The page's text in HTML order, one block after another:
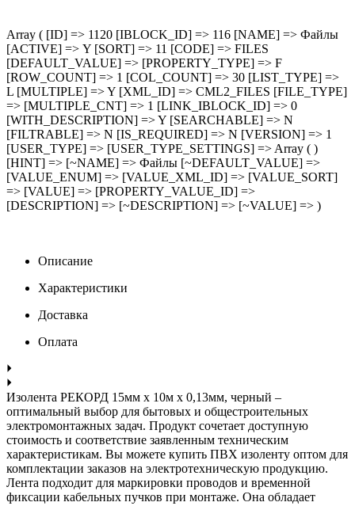
Array ( [ID] => 1120 [IBLOCK_ID] => 116 [NAME] => Файлы
[ACTIVE] => Y [SORT] => 11 [CODE] => FILES
[DEFAULT_VALUE] => [PROPERTY_TYPE] => F
[ROW_COUNT] => 1 [COL_COUNT] => 30 [LIST_TYPE] =>
L [MULTIPLE] => Y [XML_ID] => CML2_FILES [FILE_TYPE]
=> [MULTIPLE_CNT] => 1 [LINK_IBLOCK_ID] => 0
[WITH_DESCRIPTION] => Y [SEARCHABLE] => N
[FILTRABLE] => N [IS_REQUIRED] => N [VERSION] => 1
[USER_TYPE] => [USER_TYPE_SETTINGS] => Array ( )
[HINT] => [~NAME] => Файлы [~DEFAULT_VALUE] =>
[VALUE_ENUM] => [VALUE_XML_ID] => [VALUE_SORT]
=> [VALUE] => [PROPERTY_VALUE_ID] =>
[DESCRIPTION] => [~DESCRIPTION] => [~VALUE] => )
Описание
Характеристики
Доставка
Оплата
Изолента РЕКОРД 15мм х 10м х 0,13мм, черный –
оптимальный выбор для бытовых и общестроительных
электромонтажных задач. Продукт сочетает доступную
стоимость и соответствие заявленным техническим
характеристикам. Вы можете купить ПВХ изоленту оптом для
комплектации заказов на электротехническую продукцию.
Лента подходит для маркировки проводов и временной
фиксации кабельных пучков при монтаже. Она обладает